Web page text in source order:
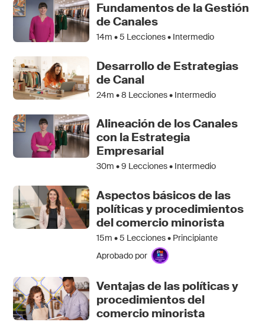
Fundamentos de la Gestión
de Canales
14m •5 Lecciones • Intermedio
Desarrollo de Estrategias
de Canal
24m •8 Lecciones • Intermedio
Alineación de los Canales
con la Estrategia
Empresarial
30m •9 Lecciones • Intermedio
Aspectos básicos de las
políticas y procedimientos
del comercio minorista
15m •5 Lecciones • Principiante
Aprobado por
Ventajas de las políticas y
procedimientos del
comercio minorista